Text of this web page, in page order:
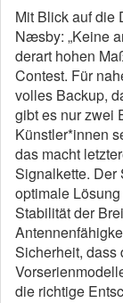
Mit Blick auf die
Næsby: „Keine
derart hohen
Contest. Für
volles Backup,
gibt es nur zwei
Künstler*innen
das macht
Signalkette. Der
optimale
Stabilität der
Sicherheit, dass
die richtige